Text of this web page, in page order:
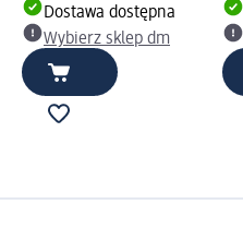
Dostawa dostępna
Wybierz sklep dm